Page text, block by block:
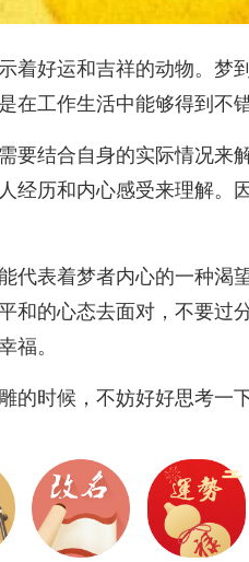
着好运和吉祥的动物。
在工作生活中能够得到不
要结合自身的实际情况来
经历和内心感受来理解。
代表着梦者内心的一种
和的心态去面对，不要
福。
的时候，不妨好好思考